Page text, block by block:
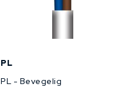
PL
PL - Bevegelig